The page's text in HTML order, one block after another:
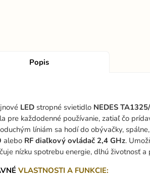
Popis
LEDstropné svietidlo NEDES
pre každodenné používanie, zatiaľ čo
líniám sa hodí do obývačky,
alebo RF diaľkový ovládač 2,4 GHz.
nízku spotrebu energie, dlhú životnosť
VLASTNOSTI A FUNKCIE: